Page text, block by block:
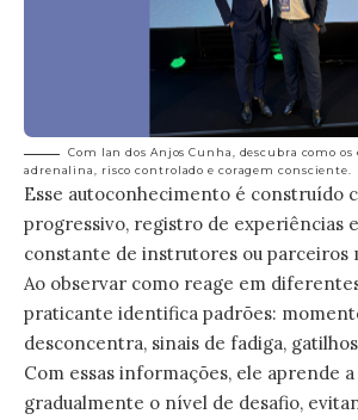
Com Ian dos Anjos Cunha, descubra como
adrenalina, risco controlado e coragem consciente.
Esse autoconhecimento é construído
progressivo, registro de experiências
constante de instrutores ou parceiros
Ao observar como reage em
praticante identifica padrões:
desconcentra, sinais de fadiga,
Com essas informações, ele aprende
gradualmente o nível de desafio,